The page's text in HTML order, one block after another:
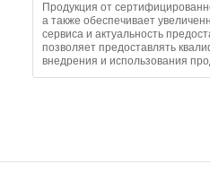
Продукция от
а также обеспечивает
сервиса и актуальность
позволяет предоставлять
внедрения и использования